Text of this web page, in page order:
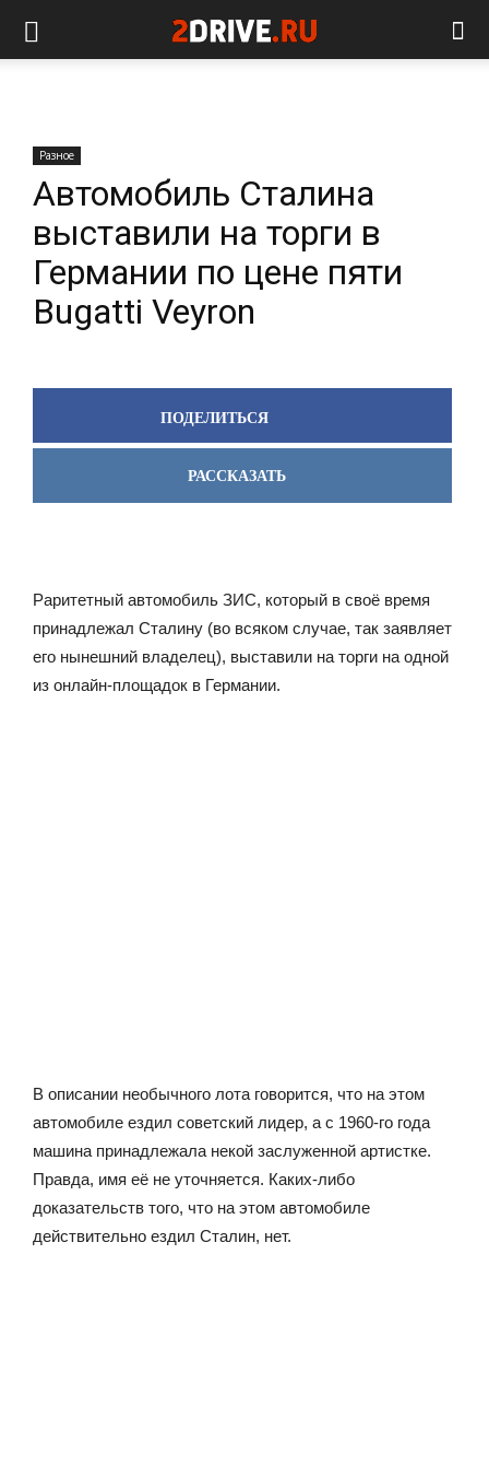
Разное
Автомобиль Сталина
выставили на торги в
Германии по цене пяти
Bugatti Veyron
ПОДЕЛИТЬСЯ
РАССКАЗАТЬ
Раритетный автомобиль ЗИС, который в своё время
принадлежал Сталину (во всяком случае, так заявляет
его нынешний владелец), выставили на торги на одной
из онлайн-площадок в Германии.
В описании необычного лота говорится, что на этом
автомобиле ездил советский лидер, а с 1960-го года
машина принадлежала некой заслуженной артистке.
Правда, имя её не уточняется. Каких-либо
доказательств того, что на этом автомобиле
действительно ездил Сталин, нет.